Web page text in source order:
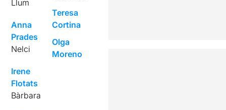
Llum
Anna
Prades
Nelci
Irene
Flotats
Bàrbara
Teresa
Cortina
Olga
Moreno